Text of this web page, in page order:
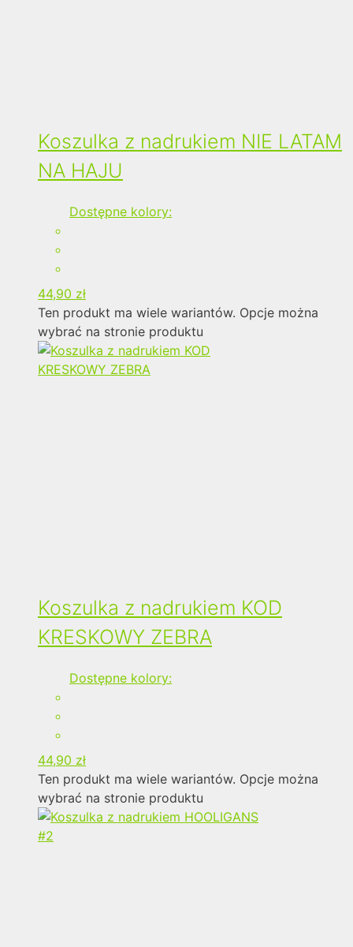
Koszulka z nadrukiem NIE LATAM
NA HAJU
Dostępne kolory:
44,90 zł
Ten produkt ma wiele wariantów. Opcje można
wybrać na stronie produktu
Koszulka z nadrukiem KOD
KRESKOWY ZEBRA
Dostępne kolory:
44,90 zł
Ten produkt ma wiele wariantów. Opcje można
wybrać na stronie produktu